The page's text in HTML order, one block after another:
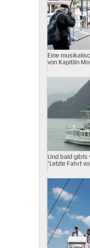
Eine
von Kapitän
Und bald gibts
"Letzte Fahrt